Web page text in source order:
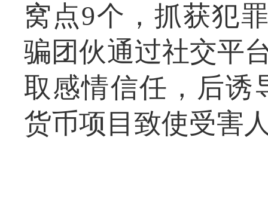
窝点9个，抓获犯
骗团伙通过社交平
取感情信任，后诱
货币项目致使受害